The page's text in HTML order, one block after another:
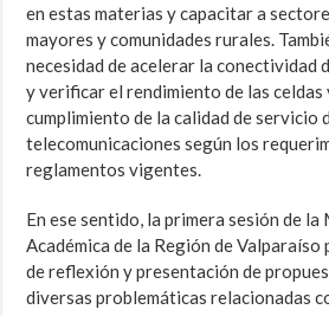
en estas materias y capacitar a
mayores y comunidades rurales.
necesidad de acelerar la conectividad
y verificar el rendimiento de las celdas
cumplimiento de la calidad de servicio
telecomunicaciones según los
reglamentos vigentes.
En ese sentido, la primera sesión de la
Académica de la Región de
de reflexión y presentación de
diversas problemáticas relacionadas